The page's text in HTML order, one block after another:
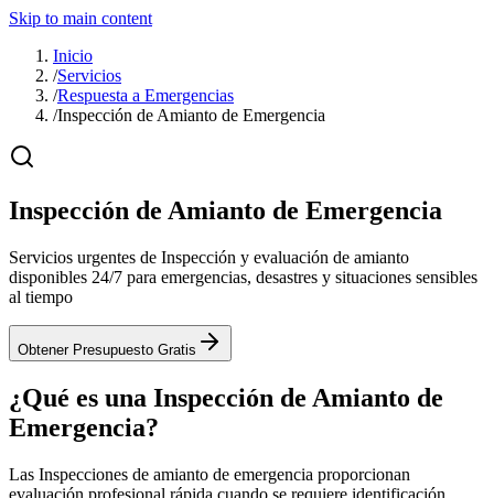
Skip to main content
Inicio
/Servicios
/Respuesta a Emergencias
/Inspección de Amianto de Emergencia
Inspección de Amianto de Emergencia
Servicios urgentes de Inspección y evaluación de amianto
disponibles 24/7 para emergencias, desastres y situaciones sensibles
al tiempo
Obtener Presupuesto Gratis
¿Qué es una Inspección de Amianto de
Emergencia?
Las Inspecciones de amianto de emergencia proporcionan
evaluación profesional rápida cuando se requiere identificación